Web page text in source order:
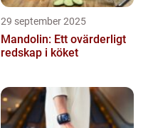
29 september 2025
Mandolin: Ett ovärderligt
redskap i köket